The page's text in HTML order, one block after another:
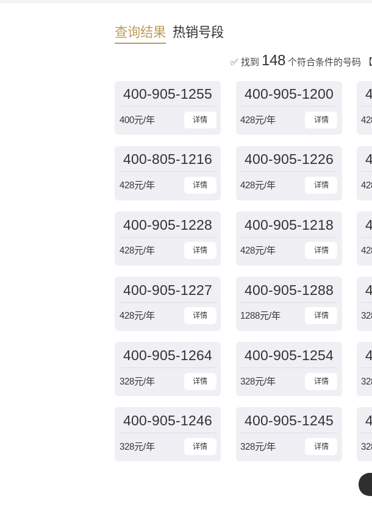
查询结果 热销号段
✅ 找到 148个符合条件的号码 【
400-905-1255
详情
400元/年
400-905-1200
详情
428元/年
400-805-1216
详情
428元/年
400-905-1226
详情
428元/年
400-905-1228
详情
428元/年
400-905-1218
详情
428元/年
400-905-1227
详情
428元/年
400-905-1288
详情
1288元/年
400-905-1264
详情
328元/年
400-905-1254
详情
328元/年
400-905-1246
详情
328元/年
400-905-1245
详情
328元/年